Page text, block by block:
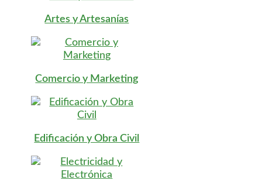
Artes y Artesanías
Comercio y Marketing
Edificación y Obra Civil